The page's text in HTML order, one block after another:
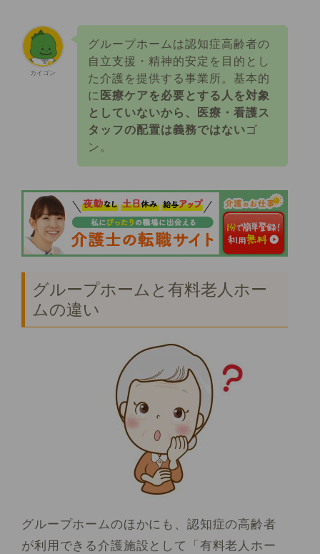
カイゴン
グループホームは認知症高齢者の
自立支援・精神的安定を目的とし
た介護を提供する事業所。基本的
に 医療ケアを必要とする人を対象
としていないから、医療・看護ス
タッフの配置は義務ではないゴ
ン。
グループホームと有料老人ホー
ムの違い
グループホームのほかにも、認知症の高齢者
が利用できる介護施設として「有料老人ホー